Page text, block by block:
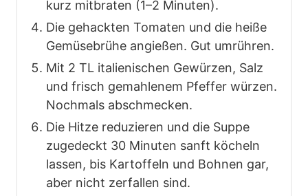
kurz mitbraten (1–2 Minuten).
Die gehackten Tomaten und die heiße
Gemüsebrühe angießen. Gut umrühren.
Mit 2 TL italienischen Gewürzen, Salz
und frisch gemahlenem Pfeffer würzen.
Nochmals abschmecken.
Die Hitze reduzieren und die Suppe
zugedeckt 30 Minuten sanft köcheln
lassen, bis Kartoffeln und Bohnen gar,
aber nicht zerfallen sind.